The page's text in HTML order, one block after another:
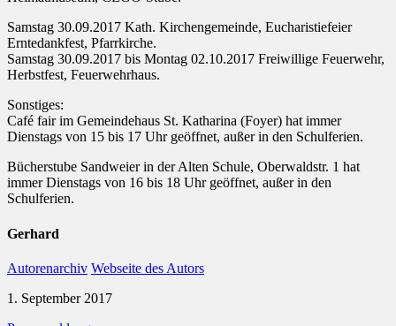
Samstag 30.09.2017 Kath. Kirchengemeinde, Eucharistiefeier
Erntedankfest, Pfarrkirche.
Samstag 30.09.2017 bis Montag 02.10.2017 Freiwillige Feuerwehr,
Herbstfest, Feuerwehrhaus.
Sonstiges:
Café fair im Gemeindehaus St. Katharina (Foyer) hat immer
Dienstags von 15 bis 17 Uhr geöffnet, außer in den Schulferien.
Bücherstube Sandweier in der Alten Schule, Oberwaldstr. 1 hat
immer Dienstags von 16 bis 18 Uhr geöffnet, außer in den
Schulferien.
Gerhard
Autorenarchiv Webseite des Autors
1. September 2017